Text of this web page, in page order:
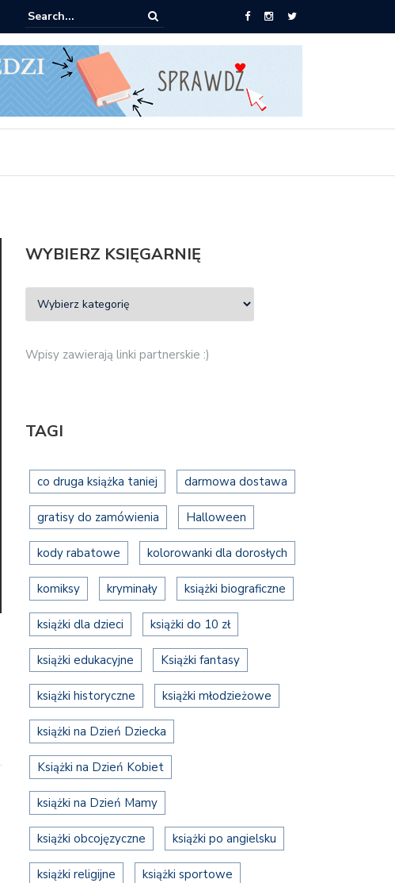
Matras: 10 książek za 69 zł
WYBIERZ KSIĘGARNIĘ
Wpisy zawierają linki partnerskie :)
TAGI
co druga książka taniej darmowa dostawa
gratisy do zamówienia Halloween
kody rabatowe kolorowanki dla dorosłych
komiksy kryminały książki biograficzne
książki dla dzieci książki do 10 zł
książki edukacyjne Książki fantasy
książki historyczne książki młodzieżowe
książki na Dzień Dziecka
Książki na Dzień Kobiet
książki na Dzień Mamy
książki obcojęzyczne książki po angielsku
książki religijne książki sportowe